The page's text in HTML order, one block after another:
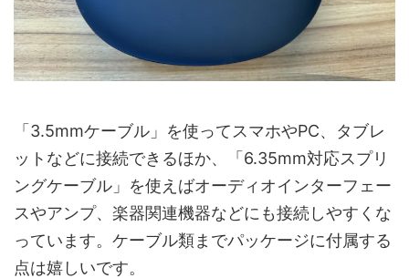
「3.5mmケーブル」を使ってスマホやPC、タブレ
ットなどに接続できるほか、「6.35mm対応スプリ
ングケーブル」を使えばオーディオインターフェー
スやアンプ、楽器関連機器などにも接続しやすくな
っています。ケーブル類までパッケージに付属する
点は嬉しいです。